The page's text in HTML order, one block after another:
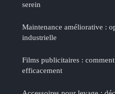
serein
Maintenance améliorative :
industrielle
Films publicitaires :
efficacement